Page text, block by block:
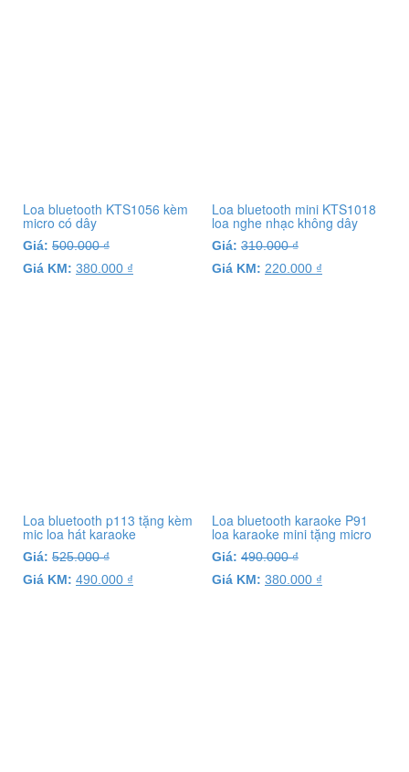
Loa bluetooth KTS1056 kèm
micro có dây
Giá: 500.000₫
Giá KM: 380.000 ₫
Loa bluetooth mini KTS1018
loa nghe nhạc không dây
Giá: 310.000₫
Giá KM: 220.000 ₫
Loa bluetooth p113 tặng kèm
mic loa hát karaoke
Giá: 525.000₫
Giá KM: 490.000 ₫
Loa bluetooth karaoke P91
loa karaoke mini tặng micro
Giá: 490.000₫
Giá KM: 380.000 ₫